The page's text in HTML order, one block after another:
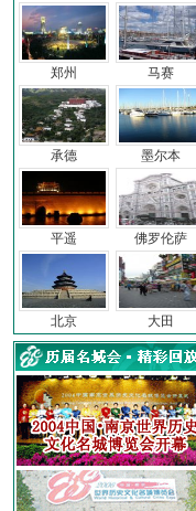
郑州
承德
平遥
北京
马赛
墨尔本
佛罗伦萨
大田